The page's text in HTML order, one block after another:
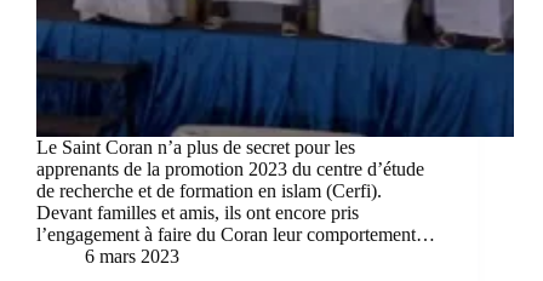
Le Saint Coran n’a plus de secret pour les
apprenants de la promotion 2023 du centre d’étude
de recherche et de formation en islam (Cerfi).
Devant familles et amis, ils ont encore pris
l’engagement à faire du Coran leur comportement…
6 mars 2023